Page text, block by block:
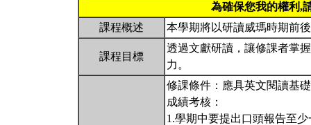
為確保您我的權利,
課程概述
本學期將以研讀威瑪時期前
課程目標
透過文獻研讀，讓修課者掌
力。
修課條件：應具英文閱讀基
成績考核：
1.學期中要提出口頭報告至